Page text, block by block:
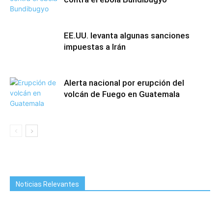
EE.UU. levanta algunas sanciones
impuestas a Irán
Alerta nacional por erupción del
volcán de Fuego en Guatemala
Noticias Relevantes